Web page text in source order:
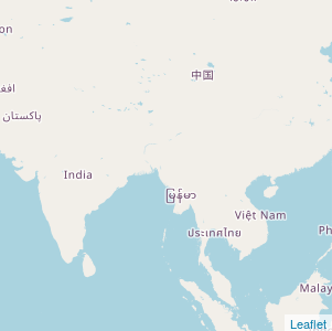
Leaflet